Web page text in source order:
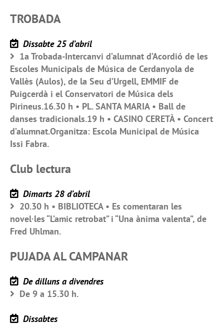
TROBADA
Dissabte 25 d’abril
1a Trobada-Intercanvi d’alumnat d’Acordió de les
Escoles Municipals de Música de Cerdanyola de
Vallès (Aulos), de la Seu d’Urgell, EMMIF de
Puigcerdà i el Conservatori de Música dels
Pirineus.16.30 h • PL. SANTA MARIA • Ball de
danses tradicionals.19 h • CASINO CERETÀ • Concert
d’alumnat.Organitza: Escola Municipal de Música
Issi Fabra.
Club lectura
Dimarts 28 d’abril
20.30 h • BIBLIOTECA • Es comentaran les
novel·les “L’amic retrobat” i “Una ànima valenta”, de
Fred Uhlman.
PUJADA AL CAMPANAR
De dilluns a divendres
De 9 a 15.30 h.
Dissabtes